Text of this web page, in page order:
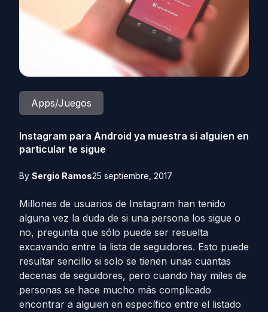
Apps/Juegos
Instagram para Android ya muestra si alguien en
particular te sigue
By Sergio Ramos25 septiembre, 2017
Millones de usuarios de Instagram han tenido
alguna vez la duda de si una persona los sigue o
no, pregunta que sólo puede ser resuelta
excavando entre la lista de seguidores. Esto puede
resultar sencillo si solo se tienen unas cuantas
decenas de seguidores, pero cuando hay miles de
personas se hace mucho más complicado
encontrar a alguien en específico entre el listado